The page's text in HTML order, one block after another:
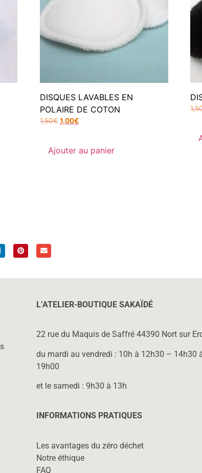
DISQUES LAVABLES EN
POLAIRE DE COTON
1,50€ 1,00€
Ajouter au panier
L’ATELIER-BOUTIQUE SAKAÏDÉ
22 rue du Maquis de Saffré 44390 Nort sur
du mardi au vendredi : 10h à 12h30 – 14h30
19h00
et le samedi : 9h30 à 13h
INFORMATIONS PRATIQUES
Les avantages du zéro déchet
Notre éthique
FAQ